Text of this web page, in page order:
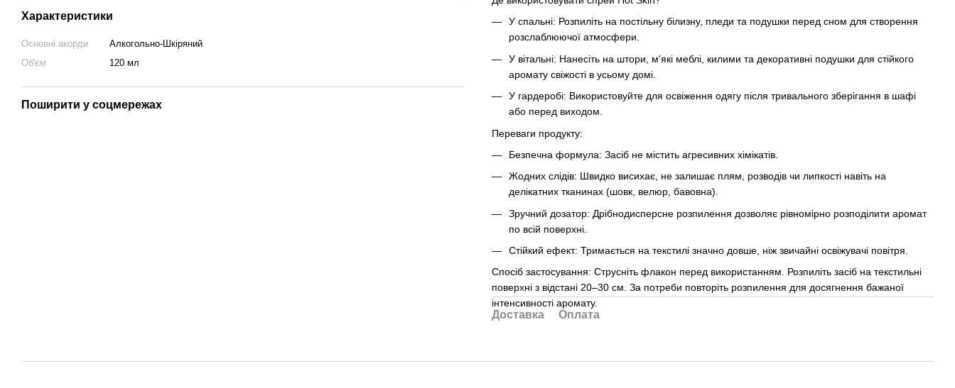
Характеристики
Основні акорди
Алкогольно-Шкіряний
Об'єм
120 мл
Поширити у соцмережах
У спальні: Розпиліть на постільну білизну, пледи та подушки перед сном для створення
розслаблюючої атмосфери.
У вітальні: Нанесіть на штори, м'які меблі, килими та декоративні подушки для стійкого
аромату свіжості в усьому домі.
У гардеробі: Використовуйте для освіження одягу після тривального зберігання в шафі
або перед виходом.
Переваги продукту:
Безпечна формула: Засіб не містить агресивних хімікатів.
Жодних слідів: Швидко висихає, не залишає плям, розводів чи липкості навіть на
делікатних тканинах (шовк, велюр, бавовна).
Зручний дозатор: Дрібнодисперсне розпилення дозволяє рівномірно розподілити аромат
по всій поверхні.
Стійкий ефект: Тримається на текстилі значно довше, ніж звичайні освіжувачі повітря.
Спосіб застосування: Струсніть флакон перед використанням. Розпиліть засіб на текстильні
поверхні з відстані 20–30 см. За потреби повторіть розпилення для досягнення бажаної
інтенсивності аромату.
Доставка Оплата